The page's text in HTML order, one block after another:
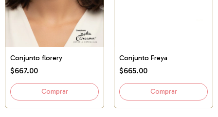
Conjunto florery
$667.00
Conjunto Freya
$665.00
Comprar